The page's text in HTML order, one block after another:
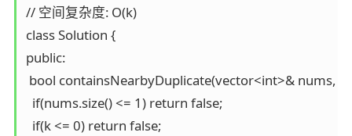
// 空间复杂度: O(k)
class Solution {
public:
bool containsNearbyDuplicate(vector<int>& nums,
  if(nums.size() <= 1) return false;
  if(k <= 0) return false;